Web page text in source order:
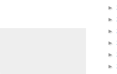
►
►
►
►
►
►